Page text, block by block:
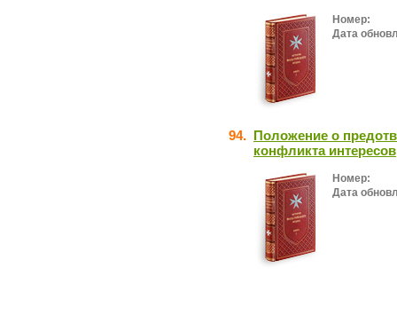
Номер:
Дата
94. Положение о
конфликта интересов
Номер:
Дата